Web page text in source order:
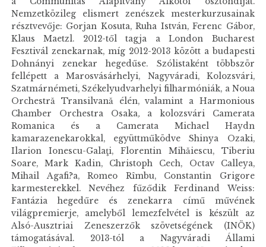
Nemzetközileg elismert zenészek mesterkurzusainak
résztvevője: Gorjan Kosuta, Ruha István, Ferenc Gábor,
Klaus Maetzl. 2012-től tagja a London Bucharest
Fesztivál zenekarnak, míg 2012-2013 között a budapesti
Dohnányi zenekar hegedűse. Szólistaként többször
fellépett a Marosvásárhelyi, Nagyváradi, Kolozsvári,
Szatmárnémeti, Székelyudvarhelyi filharmóniák, a Noua
Orchestră Transilvană élén, valamint a Harmonious
Chamber Orchestra Osaka, a kolozsvári Camerata
Romanica és a Camerata Michael Haydn
kamarazenekarokkal, együttműködve Shinya Ozaki,
Ilarion Ionescu-Galaţi, Florentin Mihăiescu, Tiberiu
Soare, Mark Kadin, Christoph Cech, Octav Calleya,
Mihail Agafi?a, Romeo Rîmbu, Constantin Grigore
karmesterekkel. Nevéhez fűződik Ferdinand Weiss:
Fantázia hegedűre és zenekarra című művének
világpremierje, amelyből lemezfelvétel is készült az
Alsó-Ausztriai Zeneszerzők szövetségének (INÖK)
támogatásával. 2013-tól a Nagyváradi Állami